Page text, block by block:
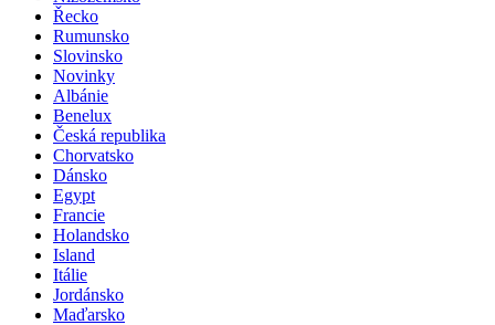
Řecko
Rumunsko
Slovinsko
Novinky
Albánie
Benelux
Česká republika
Chorvatsko
Dánsko
Egypt
Francie
Holandsko
Island
Itálie
Jordánsko
Maďarsko